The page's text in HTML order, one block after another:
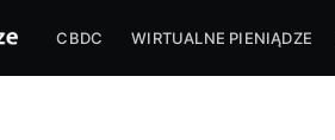
CBDC WIRTUALNE PIENIĄDZE